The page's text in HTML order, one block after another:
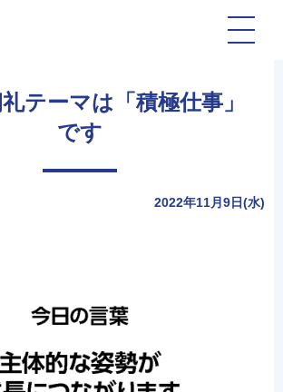
テーマは「積極仕事」
です
2022年11月9日(水)